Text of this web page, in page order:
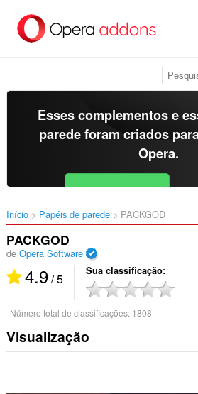
para
Esses complementos e
parede foram criados
Opera.
Baixar o Opera
Início Papéis de parede PACKGOD‎
PACKGOD
de Opera Software
4.9/ 5 Sua classificação
Número total de classificações: 1808
Visualização